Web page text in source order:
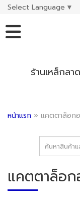
Select Language ▼
ร้านเหล็กล
หน้าแรก » แคตตาล็อก
แคตตาล็อ